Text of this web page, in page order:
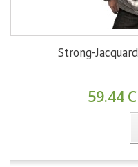
Strong-
59.44